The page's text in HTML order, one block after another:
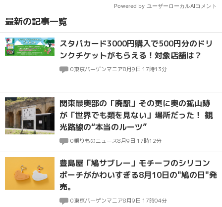
最新の記事一覧
スタバカード3000円購入で500円分のドリ
ンクチケットがもらえる！対象店舗は？
0東京バーゲンマニア8月9日 17時13分
関東最奥部の「廃駅」その更に奥の鉱山跡
が「世界でも類を見ない」場所だった！ 観
光路線の“本当のルーツ”
0乗りものニュース8月9日 17時12分
豊島屋「鳩サブレー」モチーフのシリコン
ポーチがかわいすぎる8月10日の"鳩の日"発
売。
0東京バーゲンマニア8月9日 17時04分